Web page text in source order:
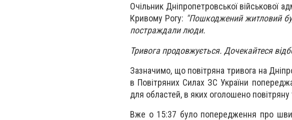
Очільник Дніпропетровської військової
Кривому Рогу: "Пошкоджений житловий
постраждали люди.
Тривога продовжується. Дочекайтеся
Зазначимо, що повітряна тривога на
в Повітряних Силах ЗС України
для областей, в яких оголошено повітряну
Вже о 15:37 було попередження про